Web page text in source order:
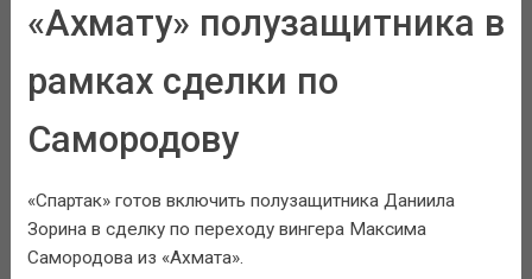
«Ахмату» полузащитника в
рамках сделки по
Самородову
«Спартак» готов включить полузащитника Даниила
Зорина в сделку по переходу вингера Максима
Самородова из «Ахмата».